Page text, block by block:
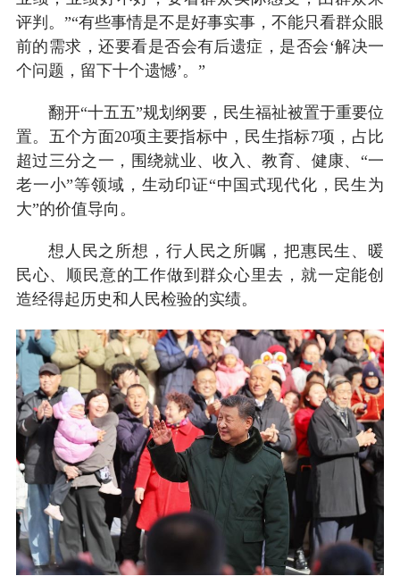
评判。”“有些事情是不是好事实事，不能只看群众眼
前的需求，还要看是否会有后遗症，是否会‘解决一
个问题，留下十个遗憾’。”
翻开“十五五”规划纲要，民生福祉被置于重要位
置。五个方面20项主要指标中，民生指标7项，占比
超过三分之一，围绕就业、收入、教育、健康、“一
老一小”等领域，生动印证“中国式现代化，民生为
大”的价值导向。
想人民之所想，行人民之所嘱，把惠民生、暖
民心、顺民意的工作做到群众心里去，就一定能创
造经得起历史和人民检验的实绩。